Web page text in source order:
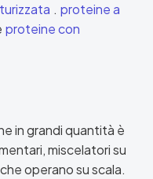
. proteine a
proteine con
in grandi quantità è
miscelatori su
operano su scala.